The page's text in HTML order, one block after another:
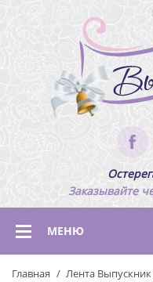
Заказывайте
МЕНЮ
Главная
Лента Выпускник